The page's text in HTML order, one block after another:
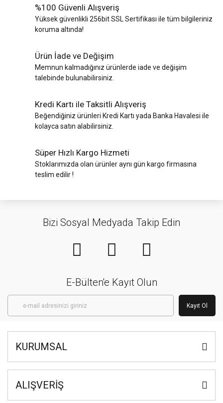
%100 Güvenli Alışveriş
Yüksek güvenlikli 256bit SSL Sertifikası ile tüm bilgileriniz
koruma altında!
Ürün İade ve Değişim
Memnun kalmadığınız ürünlerde iade ve değişim
talebinde bulunabilirsiniz.
Kredi Kartı ile Taksitli Alışveriş
Beğendiğiniz ürünleri Kredi Kartı yada Banka Havalesi ile
kolayca satın alabilirsiniz.
Süper Hızlı Kargo Hizmeti
Stoklarımızda olan ürünler aynı gün kargo firmasına
teslim edilir !
Bizi Sosyal Medyada Takip Edin
E-Bülten'e Kayıt Olun
Kayıt Ol
KURUMSAL
ALIŞVERİŞ